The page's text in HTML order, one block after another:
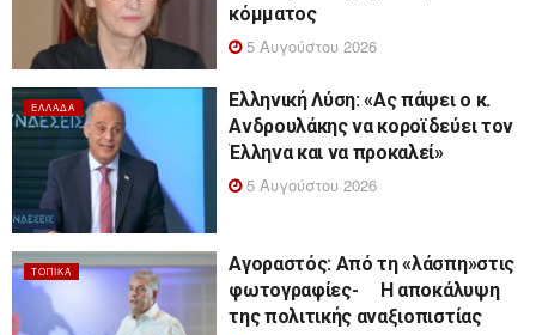
κόμματος
5 Αυγούστου 2026
ΕΛΛΆΔΑ
Ελληνική Λύση: «Ας πάψει ο κ.
Ανδρουλάκης να κοροϊδεύει τον
Έλληνα και να προκαλεί»
5 Αυγούστου 2026
ΤΟΠΙΚΆ
Αγοραστός: Από τη «λάσπη»στις
φωτογραφίες- Η αποκάλυψη
της πολιτικής αναξιοπιστίας